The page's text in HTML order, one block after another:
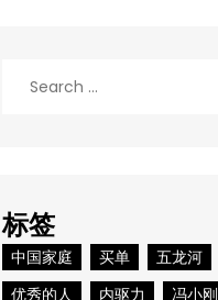
标签
中国家庭 买单 五龙河
优秀的人
内驱力 冯小刚